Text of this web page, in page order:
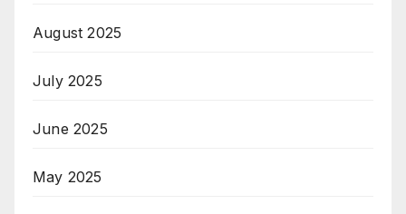
August 2025
July 2025
June 2025
May 2025